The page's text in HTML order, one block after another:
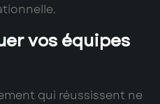
vos équipes
qui réussissent ne